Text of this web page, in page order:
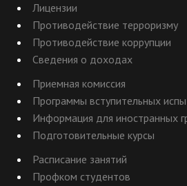
Лицензии
Противодействие терроризму
Противодействие коррупции
Сведения о доходах
Приемная комиссия
Программы вступительных
Информация для иностранных
Подготовительные курсы
Расписание занятий
Профком студентов